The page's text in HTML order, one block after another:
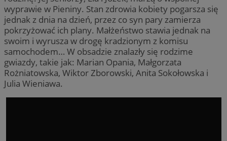
wyprawie w Pieniny. Stan zdrowia kobiety pogarsza się
jednak z dnia na dzień, przez co syn pary zamierza
pokrzyżować ich plany. Małżeństwo stawia jednak na
swoim i wyrusza w drogę kradzionym z komisu
samochodem… W obsadzie znalazły się rodzime
gwiazdy, takie jak: Marian Opania, Małgorzata
Rożniatowska, Wiktor Zborowski, Anita Sokołowska i
Julia Wieniawa.